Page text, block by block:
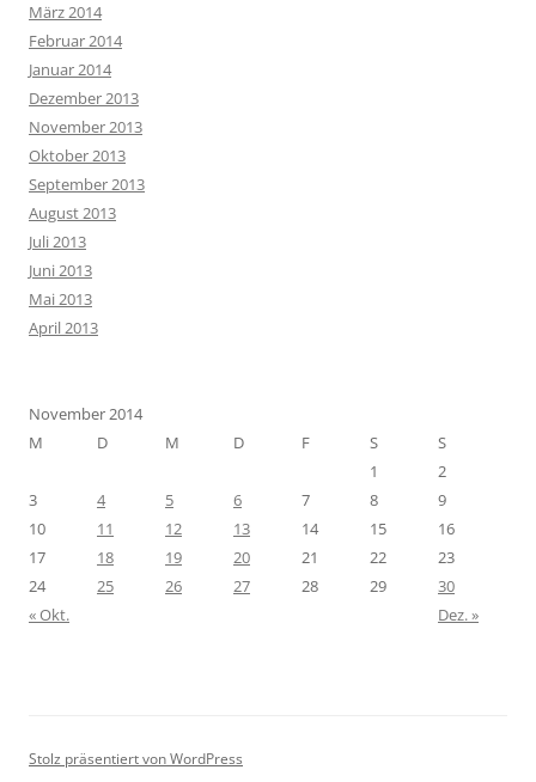
März 2014
Februar 2014
Januar 2014
Dezember 2013
November 2013
Oktober 2013
September 2013
August 2013
Juli 2013
Juni 2013
Mai 2013
April 2013
November 2014
M
D M D F S
S
1
2
3
4 5 6 7 8
9
10
11 12 13 14 15
16
17
18 19 20 21 22
23
24
25 26 27 28 29
30
« Okt.
Dez. »
Stolz präsentiert von WordPress